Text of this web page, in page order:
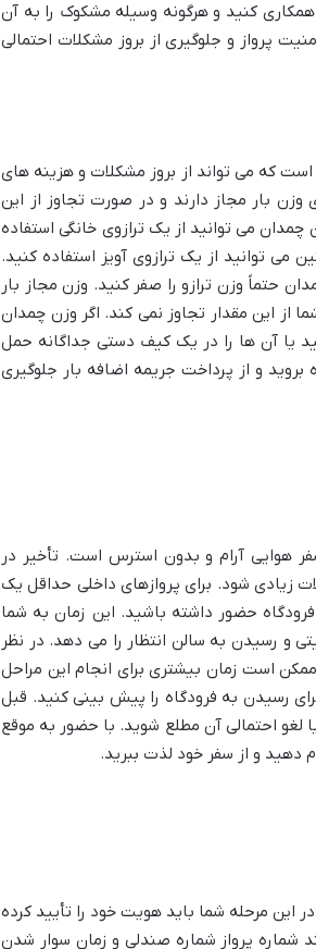
همکاری کنید و هرگونه وسیله مشکوک را به آن
پرواز و جلوگیری از بروز مشکلات احتمالی
که می تواند از بروز مشکلات و هزینه های
بار مجاز دارند و در صورت تجاوز از این
می توانید از یک ترازوی خانگی استفاده
می توانید از یک ترازوی آویز استفاده کنید.
حتماً وزن ترازو را صفر کنید. وزن مجاز بار
از این مقدار تجاوز نمی کند. اگر وزن چمدان
یا آن ها را در یک کیف دستی جداگانه حمل
و از پرداخت جریمه اضافه بار جلوگیری
هوایی آرام و بدون استرس است. تأخیر در
زیادی شود. برای پروازهای داخلی حداقل یک
حضور داشته باشید. این زمان به شما
و رسیدن به سالن انتظار را می دهد. در نظر
است زمان بیشتری برای انجام این مراحل
رسیدن به فرودگاه را پیش بینی کنید. قبل
لغو احتمالی آن مطلع شوید. با حضور به موقع
دهید و از سفر خود لذت ببرید.
این مرحله شما باید هویت خود را تأیید کرده
شماره پرواز شماره صندلی و زمان سوار شدن